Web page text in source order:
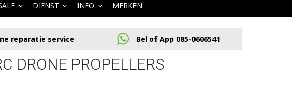
DIENST INFO MERKEN
reparatie service Bel of App 085-0606541
DRONE PROPELLERS